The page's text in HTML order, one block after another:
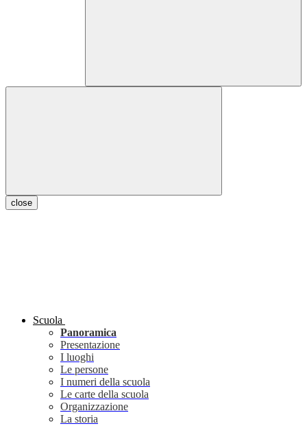
close
Scuola
Panoramica
Presentazione
I luoghi
Le persone
I numeri della scuola
Le carte della scuola
Organizzazione
La storia